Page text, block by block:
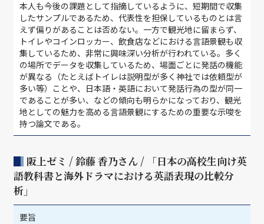
本人も今後の課題として指摘しているように、短期間で収集
したサンプルであるため、代表性を担保しているものとは言
えず偏りがあることは否めない。一方で観光地に留まらず、
トイレやコインロッカー、飲食店などにおける言語景観も収
集しているため、非常に興味深い分析が行われている。多く
の場所でデータを収集しているため、場面ごとに発話の機能
が異なる（たとえばトイレは説明型が多く神社では依頼型が
多い等）ことや、日本語・英語において発話行為の型が同一
であることが多い、などの傾向も明らかになっており、観光
地としての魅力を高める言語景観にするための重要な示唆を
持つ論文である。
阪上ゼミ / 鈴藤 香乃さん / 「日本の高校生向け英
語教科書と海外ドラマにおける英語表現の比較分
析」
要旨